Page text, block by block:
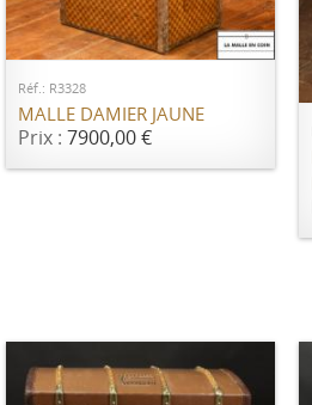
AJOUTER AU PANIER
Réf.: R3328
MALLE DAMIER JAUNE
Prix : 7900,00 €